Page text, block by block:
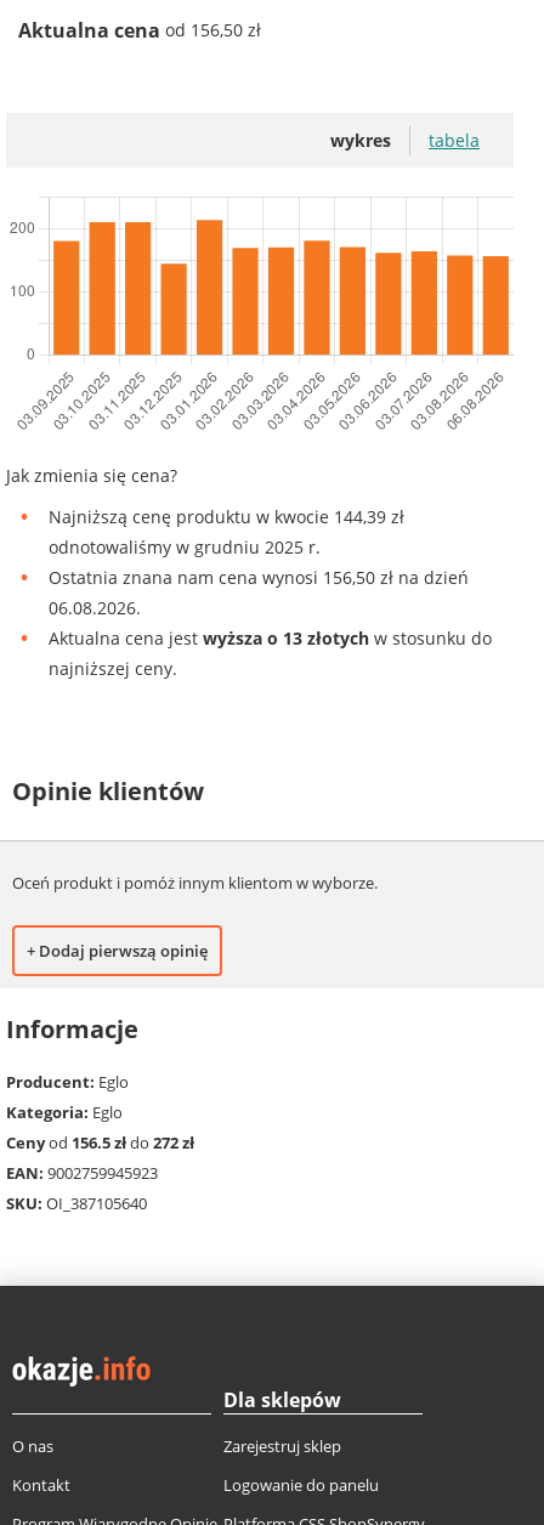
Aktualna cena od 156,50 zł
wykres tabela
Jak zmienia się cena?
Najniższą cenę produktu w kwocie 144,39 zł
odnotowaliśmy w grudniu 2025 r.
Ostatnia znana nam cena wynosi 156,50 zł na dzień
06.08.2026.
Aktualna cena jest wyższa o 13 złotych w stosunku do
najniższej ceny.
Opinie klientów
Oceń produkt i pomóż innym klientom w wyborze.
+ Dodaj pierwszą opinię
Informacje
Producent: Eglo
Kategoria: Eglo
Cenyod 156.5 złdo 272 zł
EAN: 9002759945923
SKU: OI_387105640
O nas
Kontakt
Dla sklepów
Zarejestruj sklep
Logowanie do panelu